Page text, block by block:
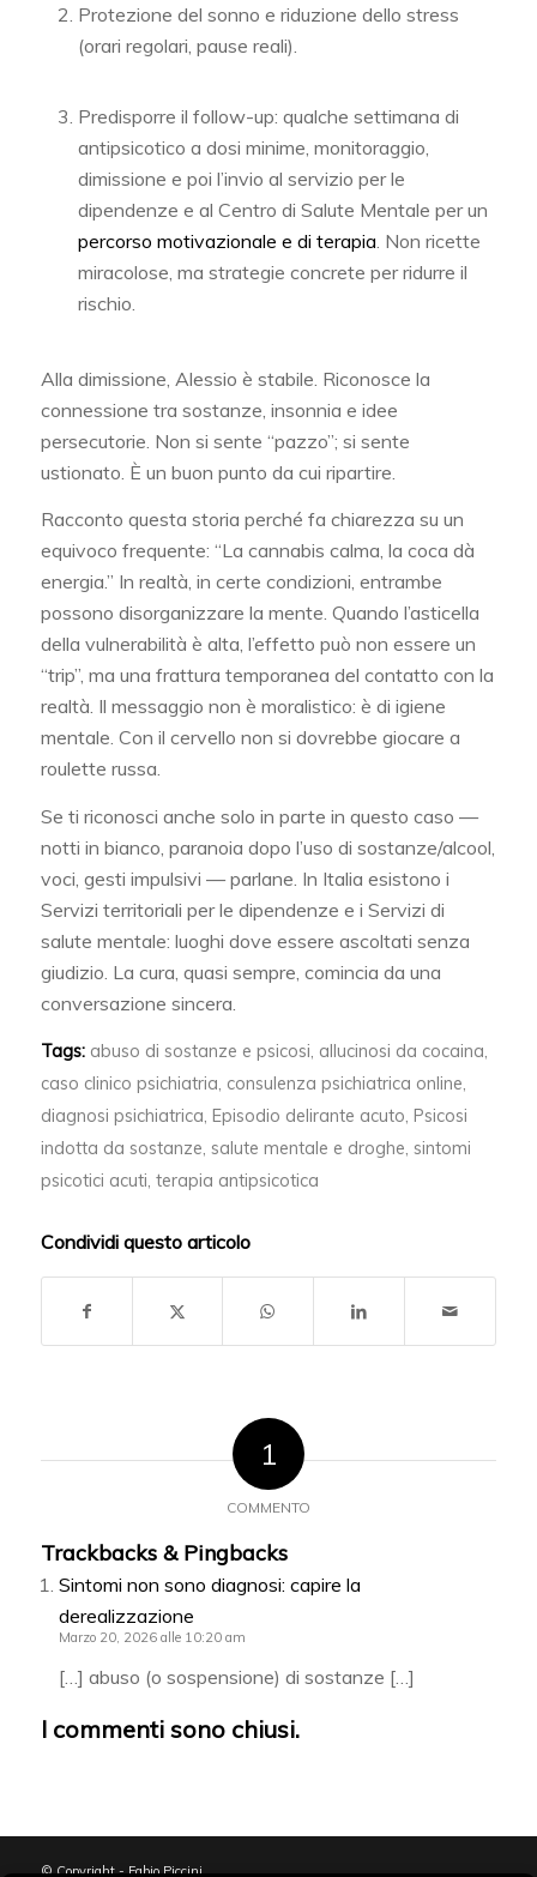
Protezione del sonno e riduzione dello stress
(orari regolari, pause reali).
Predisporre il follow-up: qualche settimana di
antipsicotico a dosi minime, monitoraggio,
dimissione e poi l’invio al servizio per le
dipendenze e al Centro di Salute Mentale per un
percorso motivazionale e di terapia . Non ricette
miracolose, ma strategie concrete per ridurre il
rischio.
Alla dimissione, Alessio è stabile. Riconosce la
connessione tra sostanze, insonnia e idee
persecutorie. Non si sente “pazzo”; si sente
ustionato. È un buon punto da cui ripartire.
Racconto questa storia perché fa chiarezza su un
equivoco frequente: “La cannabis calma, la coca dà
energia.” In realtà, in certe condizioni, entrambe
possono disorganizzare la mente. Quando l’asticella
della vulnerabilità è alta, l’effetto può non essere un
“trip”, ma una frattura temporanea del contatto con la
realtà. Il messaggio non è moralistico: è di igiene
mentale. Con il cervello non si dovrebbe giocare a
roulette russa.
Se ti riconosci anche solo in parte in questo caso —
notti in bianco, paranoia dopo l’uso di sostanze/alcool,
voci, gesti impulsivi — parlane. In Italia esistono i
Servizi territoriali per le dipendenze e i Servizi di
salute mentale: luoghi dove essere ascoltati senza
giudizio. La cura, quasi sempre, comincia da una
conversazione sincera.
Tags: abuso di sostanze e psicosi, allucinosi da cocaina,
caso clinico psichiatria, consulenza psichiatrica online,
diagnosi psichiatrica, Episodio delirante acuto, Psicosi
indotta da sostanze, salute mentale e droghe, sintomi
psicotici acuti, terapia antipsicotica
Condividi questo articolo
1
COMMENTO
Trackbacks & Pingbacks
Sintomi non sono diagnosi: capire la
derealizzazione
Marzo 20, 2026 alle 10:20 am
[…] abuso (o sospensione) di sostanze […]
I commenti sono chiusi.
© Copyright - Fabio Piccini